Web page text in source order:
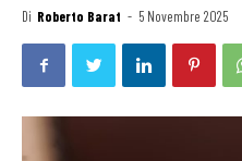
Di Roberto Barat - 5 Novembre 2025